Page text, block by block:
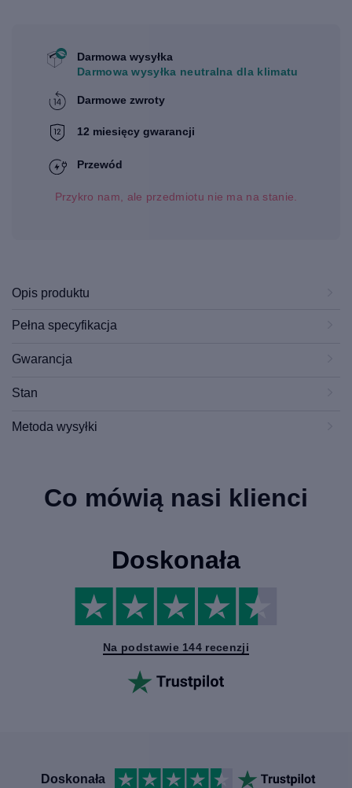
Darmowa wysyłka
Darmowa wysyłka neutralna dla klimatu
Darmowe zwroty
12 miesięcy gwarancji
Przewód
Przykro nam, ale przedmiotu nie ma na stanie.
Opis produktu
Pełna specyfikacja
Gwarancja
Stan
Metoda wysyłki
Co mówią nasi klienci
Doskonała
Na podstawie 144 recenzji
Doskonała